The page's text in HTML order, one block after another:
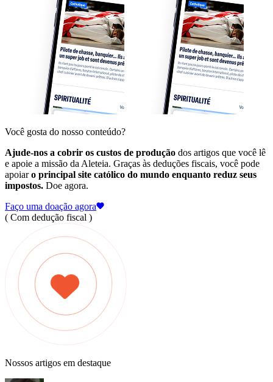
Você gosta do nosso conteúdo?
Ajude-nos a cobrir os custos de produção dos artigos que você lê
e apoie a missão da Aleteia. Graças às deduções fiscais, você pode
apoiaro principal site católico do mundo enquanto reduz seus
impostos. Doe agora.
Faço uma doação agora
( Com dedução fiscal )
Nossos artigos em destaque